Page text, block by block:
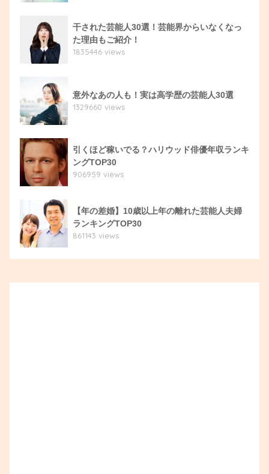
干された芸能人30選！芸能界からいなくなっ
た理由もご紹介！
1835446 views
意外なあの人も！実は高学歴の芸能人30選
1329660 views
引くほど稼いでる？ハリウッド俳優年収ランキ
ングTOP30
906959 views
【年の差婚】10歳以上年の離れた芸能人夫婦
ランキングTOP30
861143 views